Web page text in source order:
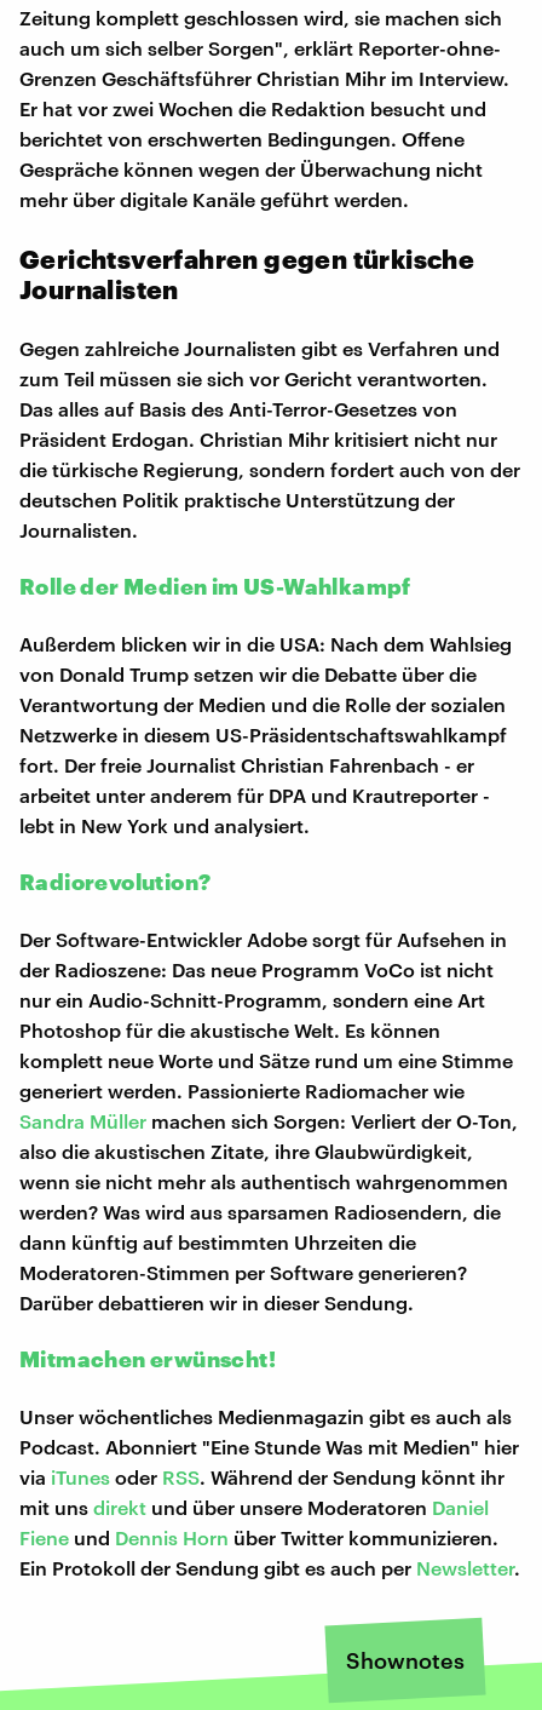
Zeitung komplett geschlossen wird, sie machen sich
auch um sich selber Sorgen", erklärt Reporter-ohne-
Grenzen Geschäftsführer Christian Mihr im Interview.
Er hat vor zwei Wochen die Redaktion besucht und
berichtet von erschwerten Bedingungen. Offene
Gespräche können wegen der Überwachung nicht
mehr über digitale Kanäle geführt werden.
Gerichtsverfahren gegen türkische
Journalisten
Gegen zahlreiche Journalisten gibt es Verfahren und
zum Teil müssen sie sich vor Gericht verantworten.
Das alles auf Basis des Anti-Terror-Gesetzes von
Präsident Erdogan. Christian Mihr kritisiert nicht nur
die türkische Regierung, sondern fordert auch von der
deutschen Politik praktische Unterstützung der
Journalisten.
Rolle der Medien im US-Wahlkampf
Außerdem blicken wir in die USA: Nach dem Wahlsieg
von Donald Trump setzen wir die Debatte über die
Verantwortung der Medien und die Rolle der sozialen
Netzwerke in diesem US-Präsidentschaftswahlkampf
fort. Der freie Journalist Christian Fahrenbach - er
arbeitet unter anderem für DPA und Krautreporter -
lebt in New York und analysiert.
Radiorevolution?
Der Software-Entwickler Adobe sorgt für Aufsehen in
der Radioszene: Das neue Programm VoCo ist nicht
nur ein Audio-Schnitt-Programm, sondern eine Art
Photoshop für die akustische Welt. Es können
komplett neue Worte und Sätze rund um eine Stimme
generiert werden. Passionierte Radiomacher wie
Sandra Müller machen sich Sorgen: Verliert der O-Ton,
also die akustischen Zitate, ihre Glaubwürdigkeit,
wenn sie nicht mehr als authentisch wahrgenommen
werden? Was wird aus sparsamen Radiosendern, die
dann künftig auf bestimmten Uhrzeiten die
Moderatoren-Stimmen per Software generieren?
Darüber debattieren wir in dieser Sendung.
Mitmachen erwünscht!
Unser wöchentliches Medienmagazin gibt es auch als
Podcast. Abonniert "Eine Stunde Was mit Medien" hier
via iTunes oder RSS. Während der Sendung könnt ihr
mit uns direkt und über unsere Moderatoren Daniel
Fiene und Dennis Horn über Twitter kommunizieren.
Ein Protokoll der Sendung gibt es auch per Newsletter.
Shownotes